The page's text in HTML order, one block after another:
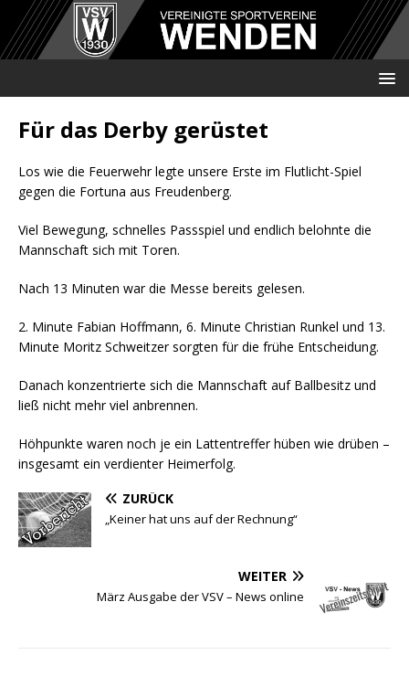
Für das Derby gerüstet
Los wie die Feuerwehr legte unsere Erste im Flutlicht-Spiel
gegen die Fortuna aus Freudenberg.
Viel Bewegung, schnelles Passspiel und endlich belohnte die
Mannschaft sich mit Toren.
Nach 13 Minuten war die Messe bereits gelesen.
2. Minute Fabian Hoffmann, 6. Minute Christian Runkel und 13.
Minute Moritz Schweitzer sorgten für die frühe Entscheidung.
Danach konzentrierte sich die Mannschaft auf Ballbesitz und
ließ nicht mehr viel anbrennen.
Höhpunkte waren noch je ein Lattentreffer hüben wie drüben –
insgesamt ein verdienter Heimerfolg.
ZURÜCK
„Keiner hat uns auf der Rechnung“
WEITER
März Ausgabe der VSV – News online